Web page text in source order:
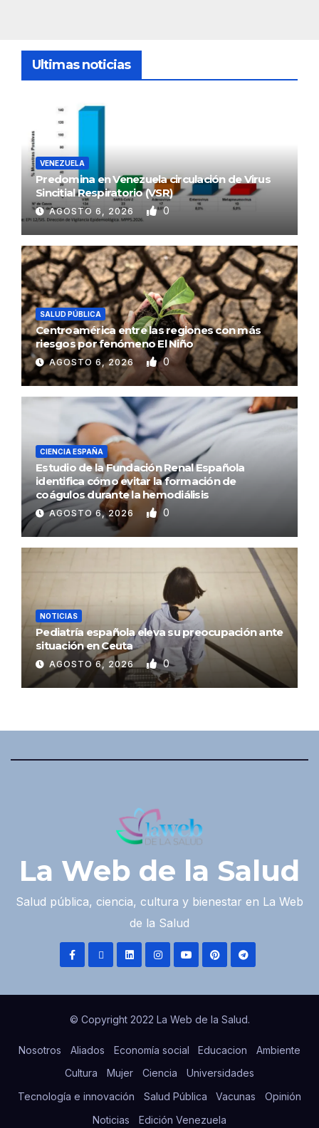
Ultimas noticias
VENEZUELA
Predomina en Venezuela circulación de Virus
Sincitial Respiratorio (VSR)
AGOSTO 6, 2026 0
SALUD PÚBLICA
Centroamérica entre las regiones con más
riesgos por fenómeno El Niño
AGOSTO 6, 2026 0
CIENCIA ESPAÑA
Estudio de la Fundación Renal Española
identifica cómo evitar la formación de
coágulos durante la hemodiálisis
AGOSTO 6, 2026 0
NOTICIAS
Pediatría española eleva su preocupación ante
situación en Ceuta
AGOSTO 6, 2026 0
La Web de la Salud
Salud pública, ciencia, cultura y bienestar en La Web
de la Salud
© Copyright 2022 La Web de la Salud.
Nosotros Aliados Economía social Educacion
Ambiente
Cultura
Mujer Ciencia
Universidades
Tecnología e innovación
Salud Pública Vacunas
Opinión
Noticias
Edición Venezuela